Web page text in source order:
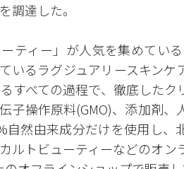
調達した。
ティー」が人気を集めてい
るラグジュアリースキンケ
すべての過程で、徹底したク
子操作原料(GMO)、添加剤、
然由来成分だけを使用し、
ルトビューティーなどのオン